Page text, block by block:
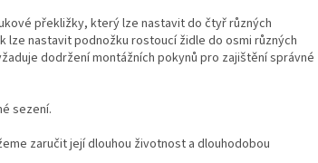
překližky, který lze nastavit do čtyř různých
lze nastavit podnožku rostoucí židle do osmi různých
dodržení montážních pokynů pro zajištění správné
sezení.
zaručit její dlouhou životnost a dlouhodobou